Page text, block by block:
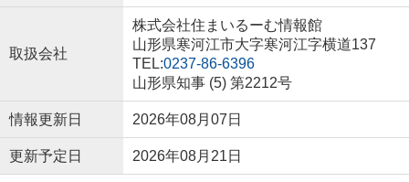
取扱会社
株式会社住まいるーむ情報館
山形県寒河江市大字寒河江字横道137
TEL:0237-86-6396
山形県知事 (5) 第2212号
情報更新日 2026年08月07日
更新予定日 2026年08月21日